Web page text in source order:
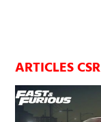
ARTICLES CSR